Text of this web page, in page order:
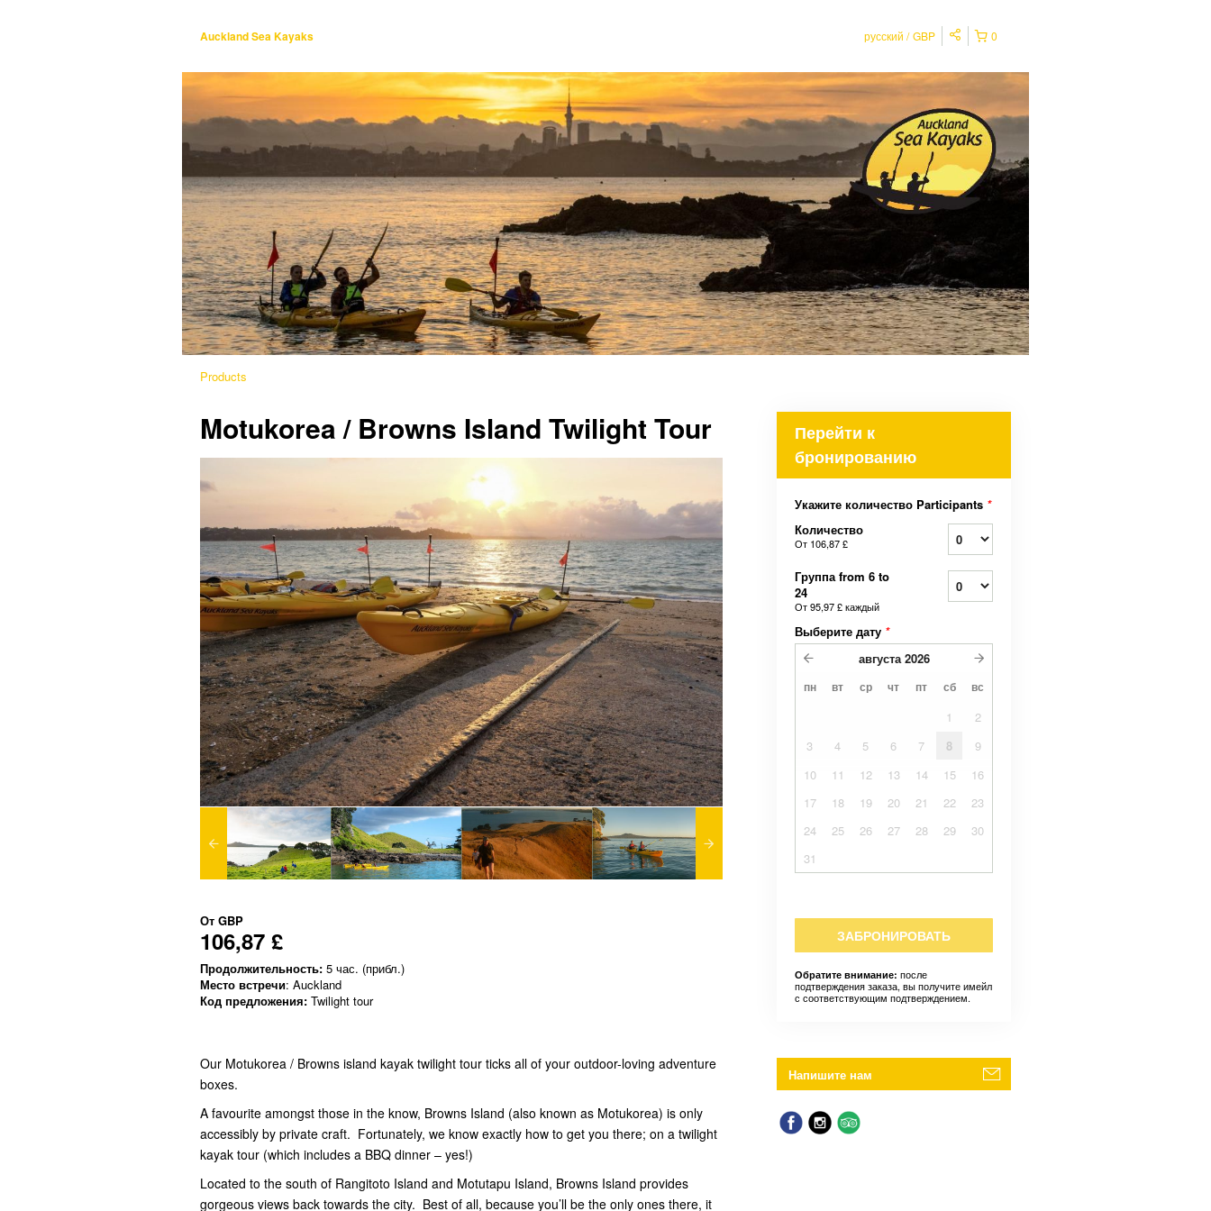
Auckland Sea Kayaks 0
русский GBP
Products
Motukorea / Browns Island Twilight Tour
От GBP
106,87 £
Продолжительность: 5 час. (прибл.)
Место встречи: Auckland
Код предложения: Twilight tour
Our Motukorea / Browns island kayak twilight tour ticks all of your outdoor-loving adventure
boxes.
A favourite amongst those in the know, Browns Island (also known as Motukorea) is only
accessibly by private craft. Fortunately, we know exactly how to get you there; on a twilight
kayak tour (which includes a BBQ dinner – yes!)
Located to the south of Rangitoto Island and Motutapu Island, Browns Island provides
gorgeous views back towards the city. Best of all, because you’ll be the only ones there, it
Перейти к
бронированию
Укажите количество Participants *
Количество
От 106,87 £
Группа from 6 to
24
От95,97 £каждый
Выберите дату *
августа 2026
пн вт ср чт пт сб вс
1
2
3
4 5 6 7 8
9
10
11 12 13 14 15
16
17
18 19 20 21 22
23
24
25 26 27 28 29
30
31
ЗАБРОНИРОВАТЬ
Обратите внимание: после
подтверждения заказа, вы получите имейл
с соответствующим подтверждением.
Напишите нам